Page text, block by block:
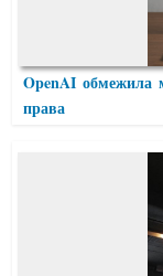
OpenAI обмежила
права